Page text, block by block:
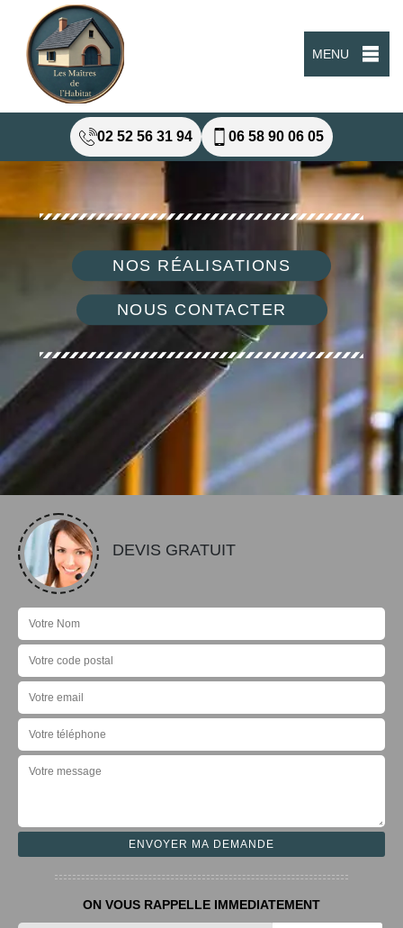
MENU
02 52 56 31 94 06 58 90 06 05
NOS RÉALISATIONS
NOUS CONTACTER
DEVIS GRATUIT
ON VOUS RAPPELLE IMMEDIATEMENT